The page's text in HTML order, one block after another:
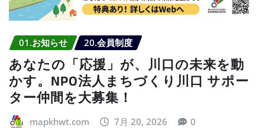
01.お知らせ 20.会員制度
あなたの「応援」が、川口の未来を動
かす。NPO法人まちづくり川口 サポー
ター仲間を大募集！
mapkhwt.com 7月 20, 2026 0